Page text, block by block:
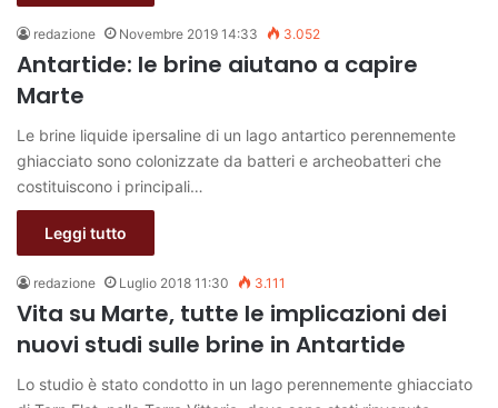
redazione Novembre 2019 14:33 3.052
Antartide: le brine aiutano a capire
Marte
Le brine liquide ipersaline di un lago antartico perennemente
ghiacciato sono colonizzate da batteri e archeobatteri che
costituiscono i principali…
Leggi tutto
redazione Luglio 2018 11:30 3.111
Vita su Marte, tutte le implicazioni dei
nuovi studi sulle brine in Antartide
Lo studio è stato condotto in un lago perennemente ghiacciato